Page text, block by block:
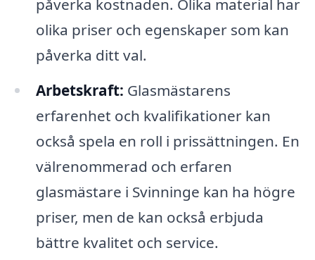
påverka kostnaden. Olika material har
olika priser och egenskaper som kan
påverka ditt val.
Arbetskraft: Glasmästarens
erfarenhet och kvalifikationer kan
också spela en roll i prissättningen. En
välrenommerad och erfaren
glasmästare i Svinninge kan ha högre
priser, men de kan också erbjuda
bättre kvalitet och service.